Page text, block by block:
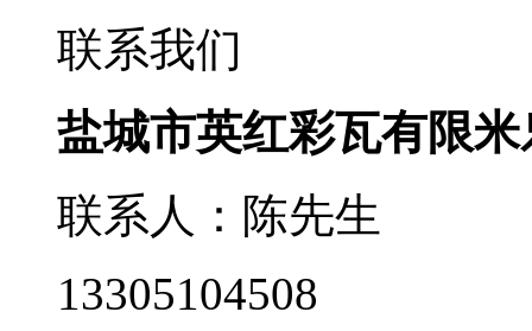
联系我们
盐城市英红彩瓦有限
联系人：陈先生
13305104508